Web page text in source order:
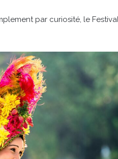
par curiosité, le